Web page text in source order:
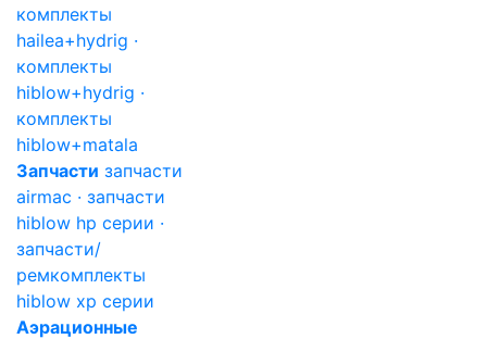
комплекты
hailea+hydrig ·
комплекты
hiblow+hydrig ·
комплекты
hiblow+matala
Запчасти запчасти
airmac · запчасти
hiblow hp серии ·
запчасти/
ремкомплекты
hiblow xp серии
Аэрационные